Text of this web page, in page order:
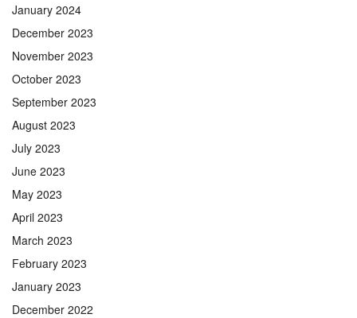
January 2024
December 2023
November 2023
October 2023
September 2023
August 2023
July 2023
June 2023
May 2023
April 2023
March 2023
February 2023
January 2023
December 2022